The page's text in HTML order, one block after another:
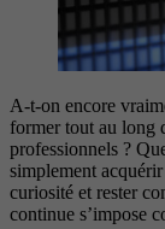
A-t-on encore
former tout au long
professionnels ?
simplement
curiosité et rester
continue s’impose